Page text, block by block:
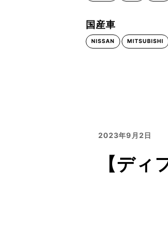
国産車
NISSAN MITSUBISHI
2023年9月2日
【デ